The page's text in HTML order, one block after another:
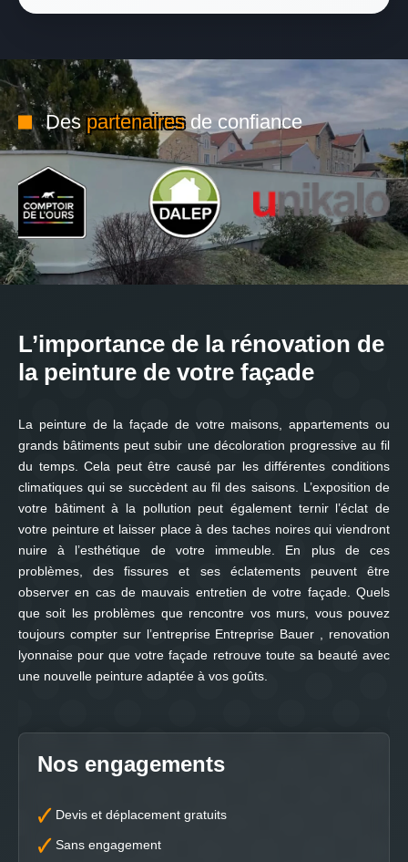
Despartenairesde confiance
L’importance de la rénovation de
la peinture de votre façade
La peinture de la façade de votre maisons, appartements ou
grands bâtiments peut subir une décoloration progressive au fil
du temps. Cela peut être causé par les différentes conditions
climatiques qui se succèdent au fil des saisons. L’exposition de
votre bâtiment à la pollution peut également ternir l’éclat de
votre peinture et laisser place à des taches noires qui viendront
nuire à l’esthétique de votre immeuble. En plus de ces
problèmes, des fissures et ses éclatements peuvent être
observer en cas de mauvais entretien de votre façade. Quels
que soit les problèmes que rencontre vos murs, vous pouvez
toujours compter sur l’entreprise Entreprise Bauer , renovation
lyonnaise pour que votre façade retrouve toute sa beauté avec
une nouvelle peinture adaptée à vos goûts.
Nos engagements
Devis et déplacement gratuits
Sans engagement